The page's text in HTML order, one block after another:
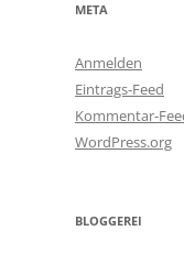
META
Anmelden
Eintrags-Feed
Kommentar-
WordPress.org
BLOGGEREI